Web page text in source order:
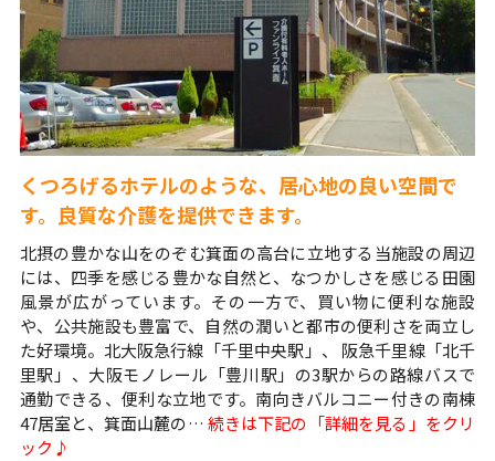
くつろげるホテルのような、居心地の良い空間で
す。良質な介護を提供できます。
北摂の豊かな山をのぞむ箕面の高台に立地する当施設の周辺
には、四季を感じる豊かな自然と、なつかしさを感じる田園
風景が広がっています。その一方で、買い物に便利な施設
や、公共施設も豊富で、自然の潤いと都市の便利さを両立し
た好環境。北大阪急行線「千里中央駅」、 阪急千里線「北千
里駅」、大阪モノレール「豊川駅」の3駅からの路線バスで
通勤できる、便利な立地です。南向きバルコニー付きの南棟
47居室と、箕面山麓の… 続きは下記の「詳細を見る」をクリ
ック♪